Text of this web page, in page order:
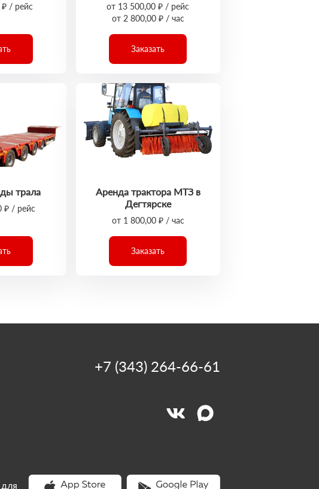
/ рейс
от 13 500,00 ₽ / рейс
от 2 800,00 ₽ / час
Заказать
трала
₽ / рейс
Аренда трактора МТЗ в
Дегтярске
от 1 800,00 ₽ / час
Заказать
+7 (343) 264-66-61